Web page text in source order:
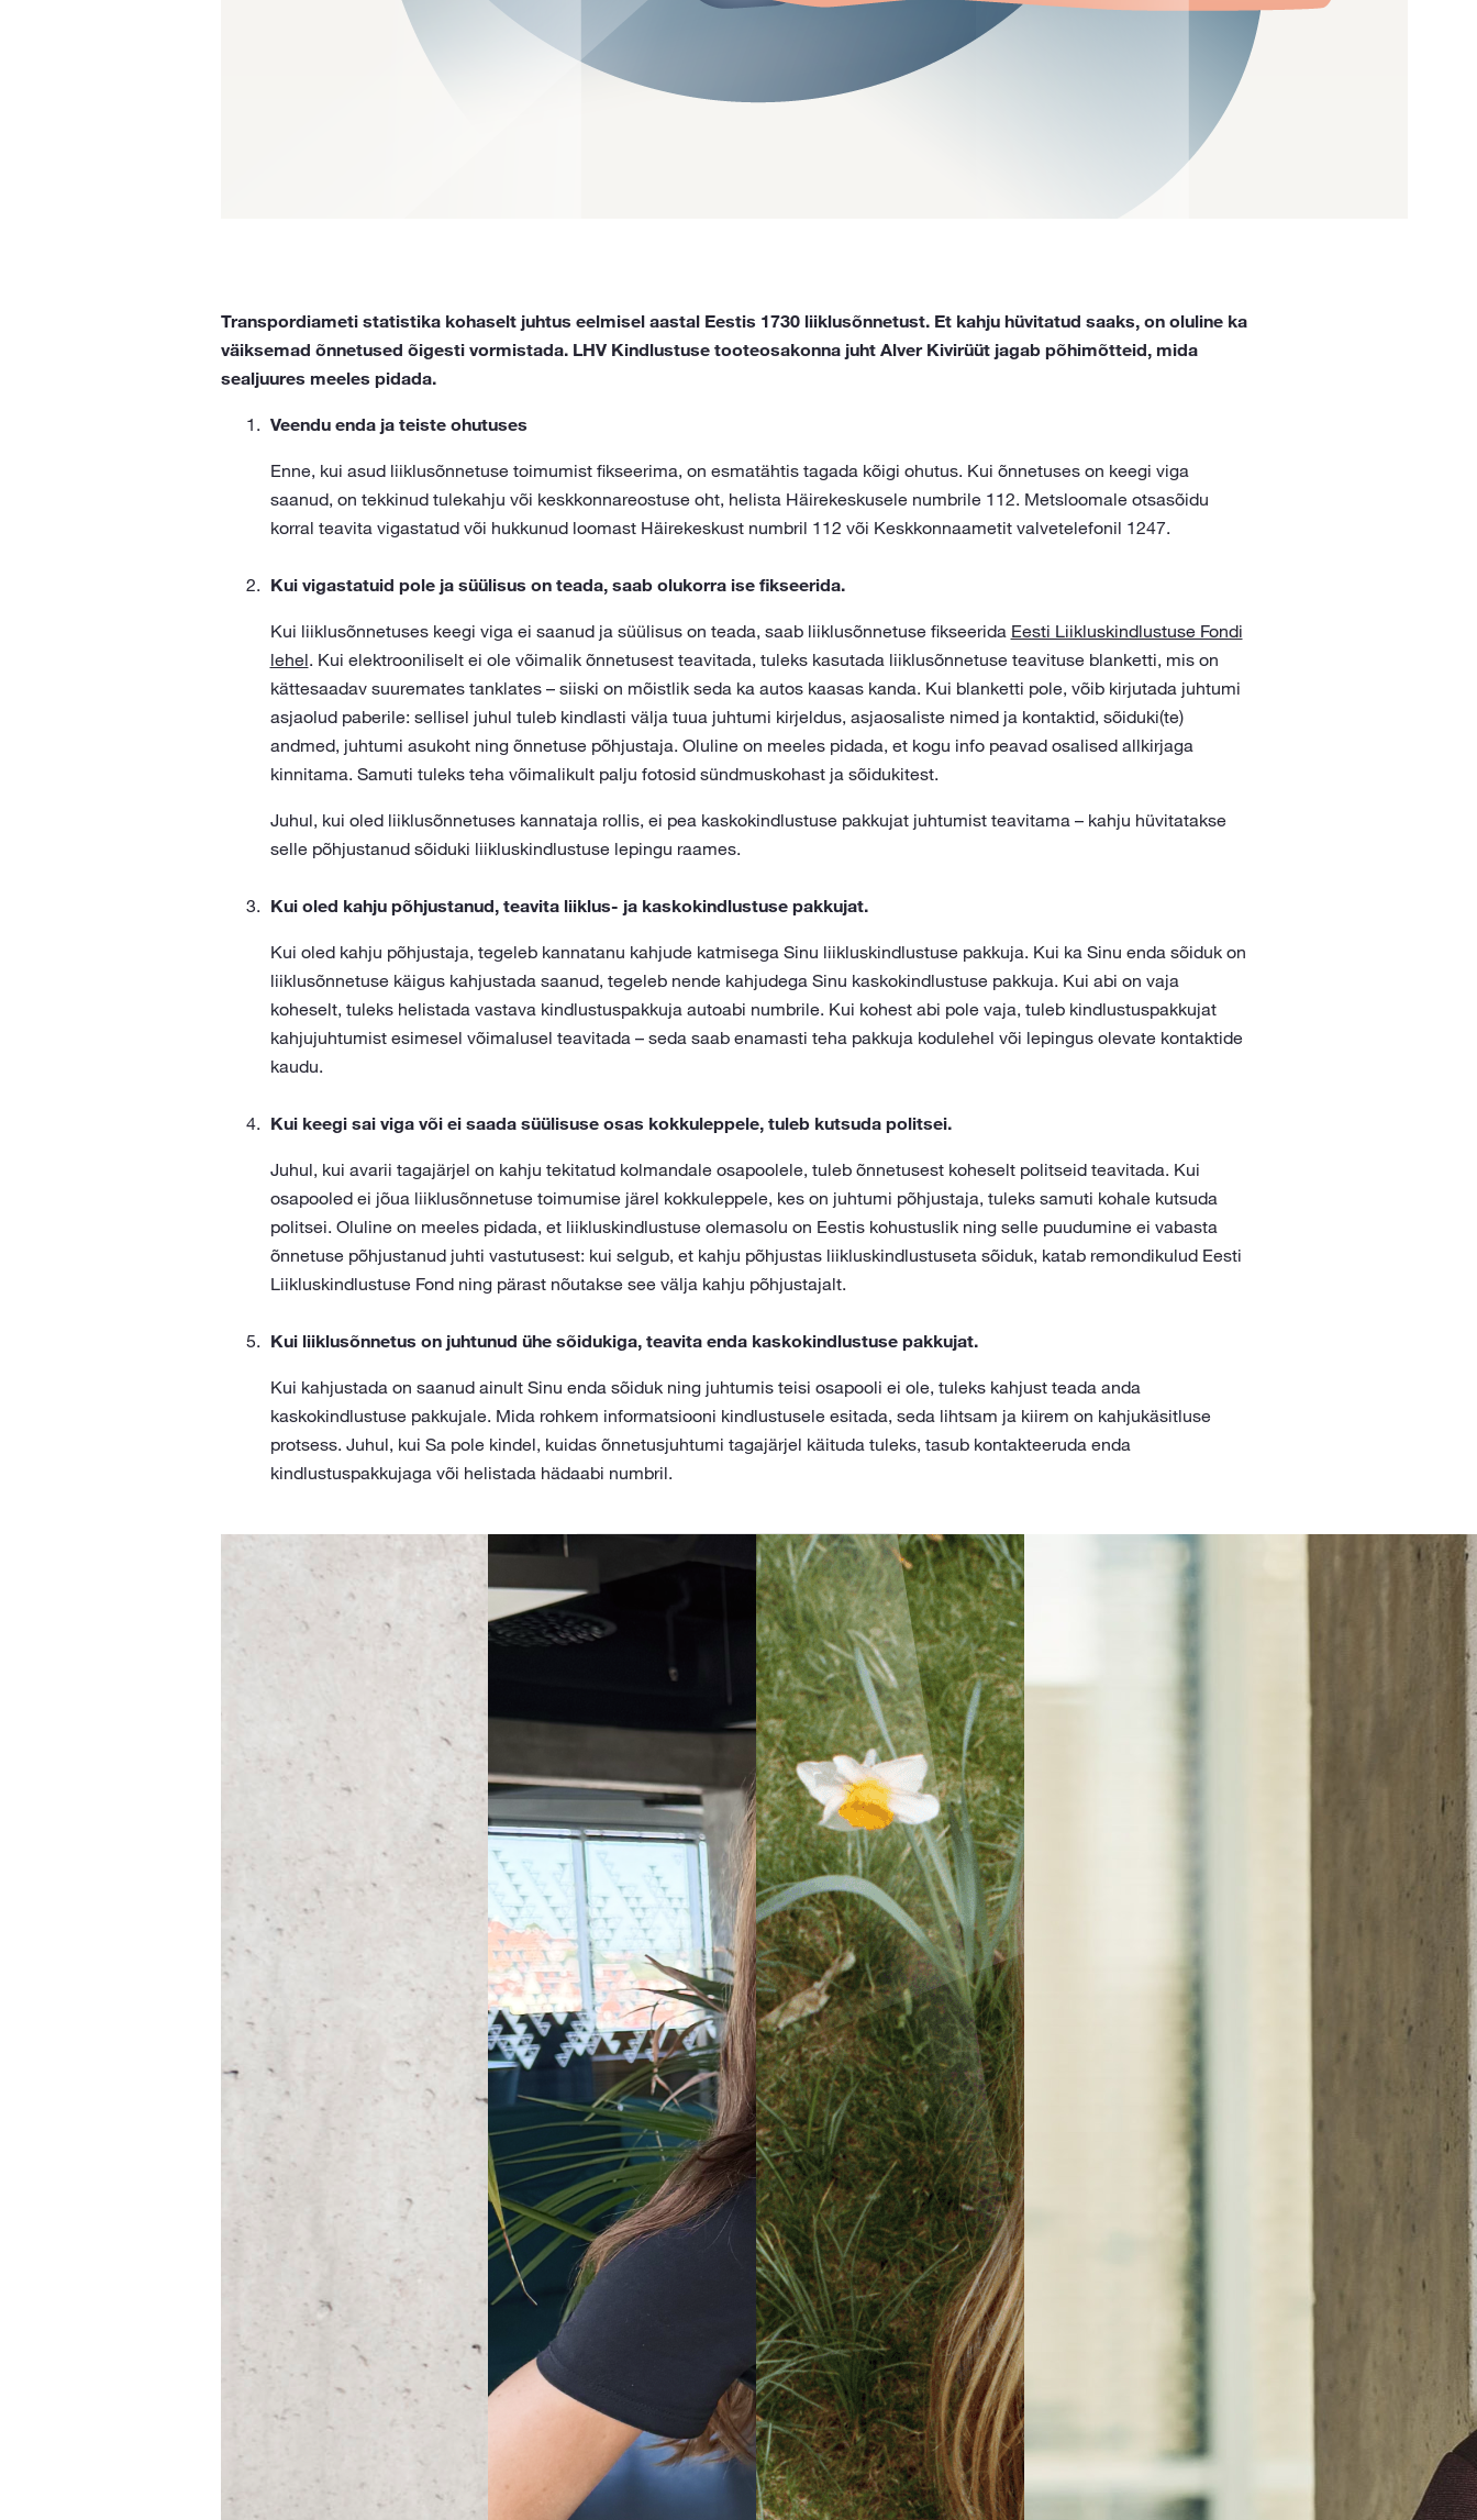
Transpordiameti statistika kohaselt juhtus eelmisel aastal Eestis 1730 liiklusõnnetust. Et kahju hüvitatud saaks, on oluline ka
väiksemad õnnetused õigesti vormistada. LHV Kindlustuse tooteosakonna juht Alver Kivirüüt jagab põhimõtteid, mida
sealjuures meeles pidada.
Veendu enda ja teiste ohutuses
Enne, kui asud liiklusõnnetuse toimumist fikseerima, on esmatähtis tagada kõigi ohutus. Kui õnnetuses on keegi viga
saanud, on tekkinud tulekahju või keskkonnareostuse oht, helista Häirekeskusele numbrile 112. Metsloomale otsasõidu
korral teavita vigastatud või hukkunud loomast Häirekeskust numbril 112 või Keskkonnaametit valvetelefonil 1247.
Kui vigastatuid pole ja süülisus on teada, saab olukorra ise fikseerida.
Kui liiklusõnnetuses keegi viga ei saanud ja süülisus on teada, saab liiklusõnnetuse fikseerida Eesti Liikluskindlustuse Fondi
lehel. Kui elektrooniliselt ei ole võimalik õnnetusest teavitada, tuleks kasutada liiklusõnnetuse teavituse blanketti, mis on
kättesaadav suuremates tanklates – siiski on mõistlik seda ka autos kaasas kanda. Kui blanketti pole, võib kirjutada juhtumi
asjaolud paberile: sellisel juhul tuleb kindlasti välja tuua juhtumi kirjeldus, asjaosaliste nimed ja kontaktid, sõiduki(te)
andmed, juhtumi asukoht ning õnnetuse põhjustaja. Oluline on meeles pidada, et kogu info peavad osalised allkirjaga
kinnitama. Samuti tuleks teha võimalikult palju fotosid sündmuskohast ja sõidukitest.
Juhul, kui oled liiklusõnnetuses kannataja rollis, ei pea kaskokindlustuse pakkujat juhtumist teavitama – kahju hüvitatakse
selle põhjustanud sõiduki liikluskindlustuse lepingu raames.
Kui oled kahju põhjustanud, teavita liiklus- ja kaskokindlustuse pakkujat.
Kui oled kahju põhjustaja, tegeleb kannatanu kahjude katmisega Sinu liikluskindlustuse pakkuja. Kui ka Sinu enda sõiduk on
liiklusõnnetuse käigus kahjustada saanud, tegeleb nende kahjudega Sinu kaskokindlustuse pakkuja. Kui abi on vaja
koheselt, tuleks helistada vastava kindlustuspakkuja autoabi numbrile. Kui kohest abi pole vaja, tuleb kindlustuspakkujat
kahjujuhtumist esimesel võimalusel teavitada – seda saab enamasti teha pakkuja kodulehel või lepingus olevate kontaktide
kaudu.
Kui keegi sai viga või ei saada süülisuse osas kokkuleppele, tuleb kutsuda politsei.
Juhul, kui avarii tagajärjel on kahju tekitatud kolmandale osapoolele, tuleb õnnetusest koheselt politseid teavitada. Kui
osapooled ei jõua liiklusõnnetuse toimumise järel kokkuleppele, kes on juhtumi põhjustaja, tuleks samuti kohale kutsuda
politsei. Oluline on meeles pidada, et liikluskindlustuse olemasolu on Eestis kohustuslik ning selle puudumine ei vabasta
õnnetuse põhjustanud juhti vastutusest: kui selgub, et kahju põhjustas liikluskindlustuseta sõiduk, katab remondikulud Eesti
Liikluskindlustuse Fond ning pärast nõutakse see välja kahju põhjustajalt.
Kui liiklusõnnetus on juhtunud ühe sõidukiga, teavita enda kaskokindlustuse pakkujat.
Kui kahjustada on saanud ainult Sinu enda sõiduk ning juhtumis teisi osapooli ei ole, tuleks kahjust teada anda
kaskokindlustuse pakkujale. Mida rohkem informatsiooni kindlustusele esitada, seda lihtsam ja kiirem on kahjukäsitluse
protsess. Juhul, kui Sa pole kindel, kuidas õnnetusjuhtumi tagajärjel käituda tuleks, tasub kontakteeruda enda
kindlustuspakkujaga või helistada hädaabi numbril.